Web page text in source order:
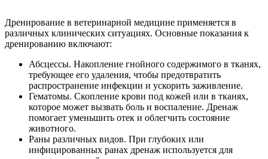
Дренирование в ветеринарной медицине применяется в
различных клинических ситуациях. Основные показания к
дренированию включают:
Абсцессы. Накопление гнойного содержимого в тканях,
требующее его удаления, чтобы предотвратить
распространение инфекции и ускорить заживление.
Гематомы. Скопление крови под кожей или в тканях,
которое может вызвать боль и воспаление. Дренаж
помогает уменьшить отек и облегчить состояние
животного.
Раны различных видов. При глубоких или
инфицированных ранах дренаж используется для